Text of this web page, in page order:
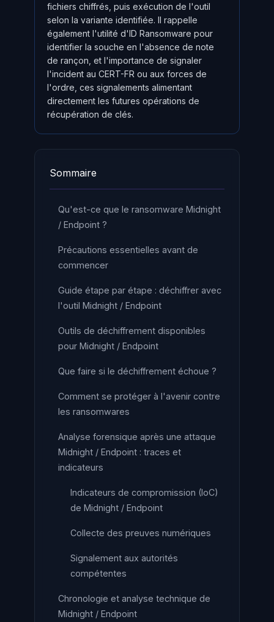
fichiers chiffrés, puis exécution de l'outil
selon la variante identifiée. Il rappelle
également l'utilité d'ID Ransomware pour
identifier la souche en l'absence de note
de rançon, et l'importance de signaler
l'incident au CERT-FR ou aux forces de
l'ordre, ces signalements alimentant
directement les futures opérations de
récupération de clés.
Sommaire
Qu'est-ce que le ransomware Midnight
/ Endpoint ?
Précautions essentielles avant de
commencer
Guide étape par étape : déchiffrer avec
l'outil Midnight / Endpoint
Outils de déchiffrement disponibles
pour Midnight / Endpoint
Que faire si le déchiffrement échoue ?
Comment se protéger à l'avenir contre
les ransomwares
Analyse forensique après une attaque
Midnight / Endpoint : traces et
indicateurs
Indicateurs de compromission (IoC)
de Midnight / Endpoint
Collecte des preuves numériques
Signalement aux autorités
compétentes
Chronologie et analyse technique de
Midnight / Endpoint